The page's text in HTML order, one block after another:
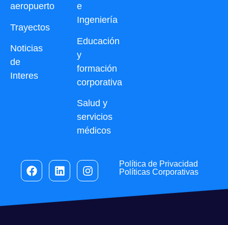
aeropuerto
Trayectos
Noticias
de
Interes
e
Ingeniería
Educación
y
formación
corporativa
Salud y
servicios
médicos
Política de Privacidad
Políticas Corporativas